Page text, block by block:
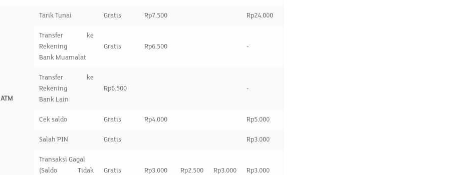
ATM
Tarik Tunai Gratis Rp7.500 Rp24.000
Transfer ke
Rekening
Bank Muamalat
Gratis Rp6.500 -
Transfer ke
Rekening
Bank Lain
Rp6.500 -
Cek saldo Gratis Rp4.000 Rp5.000
Salah PIN Gratis Rp3.000
Transaksi Gagal
(Saldo Tidak
Gratis Rp3.000 Rp2.500 Rp3.000 Rp3.000